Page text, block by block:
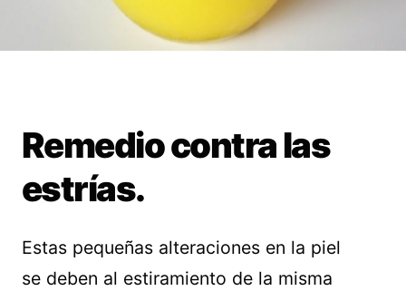
Remedio contra las
estrías.
Estas pequeñas alteraciones en la piel
se deben al estiramiento de la misma